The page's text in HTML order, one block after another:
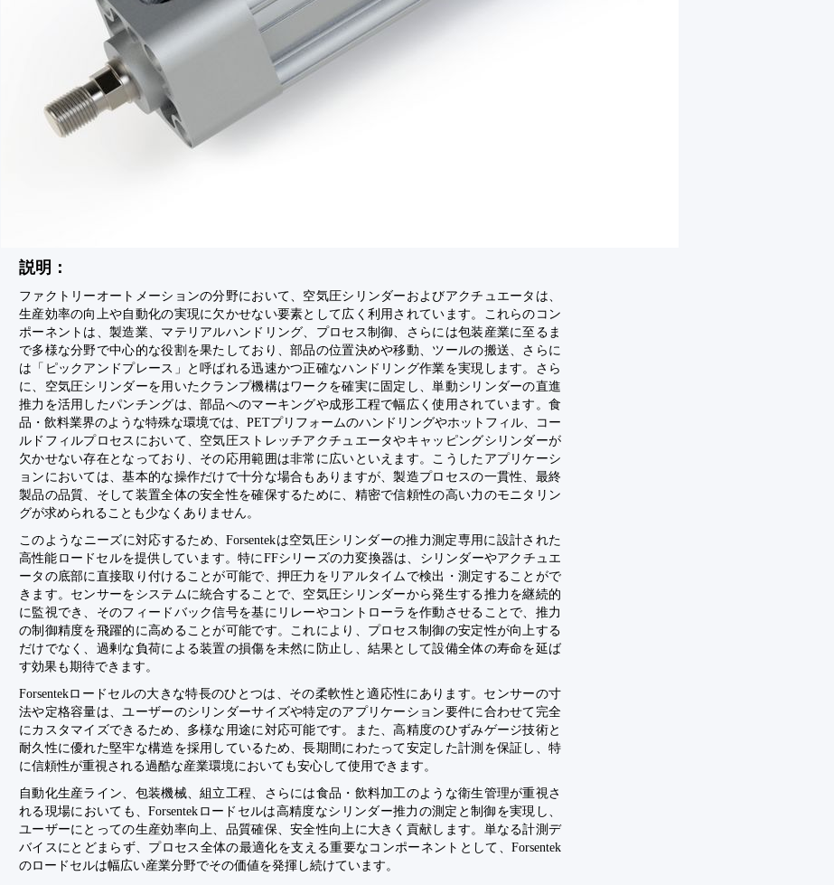
説明：
ファクトリーオートメーションの分野において、空気圧シリンダーおよびアクチュエータは、
生産効率の向上や自動化の実現に欠かせない要素として広く利用されています。これらのコン
ポーネントは、製造業、マテリアルハンドリング、プロセス制御、さらには包装産業に至るま
で多様な分野で中心的な役割を果たしており、部品の位置決めや移動、ツールの搬送、さらに
は「ピックアンドプレース」と呼ばれる迅速かつ正確なハンドリング作業を実現します。さら
に、空気圧シリンダーを用いたクランプ機構はワークを確実に固定し、単動シリンダーの直進
推力を活用したパンチングは、部品へのマーキングや成形工程で幅広く使用されています。食
品・飲料業界のような特殊な環境では、PETプリフォームのハンドリングやホットフィル、コー
ルドフィルプロセスにおいて、空気圧ストレッチアクチュエータやキャッピングシリンダーが
欠かせない存在となっており、その応用範囲は非常に広いといえます。こうしたアプリケーシ
ョンにおいては、基本的な操作だけで十分な場合もありますが、製造プロセスの一貫性、最終
製品の品質、そして装置全体の安全性を確保するために、精密で信頼性の高い力のモニタリン
グが求められることも少なくありません。
このようなニーズに対応するため、Forsentekは空気圧シリンダーの推力測定専用に設計された
高性能ロードセルを提供しています。特にFFシリーズの力変換器は、シリンダーやアクチュエ
ータの底部に直接取り付けることが可能で、押圧力をリアルタイムで検出・測定することがで
きます。センサーをシステムに統合することで、空気圧シリンダーから発生する推力を継続的
に監視でき、そのフィードバック信号を基にリレーやコントローラを作動させることで、推力
の制御精度を飛躍的に高めることが可能です。これにより、プロセス制御の安定性が向上する
だけでなく、過剰な負荷による装置の損傷を未然に防止し、結果として設備全体の寿命を延ば
す効果も期待できます。
Forsentekロードセルの大きな特長のひとつは、その柔軟性と適応性にあります。センサーの寸
法や定格容量は、ユーザーのシリンダーサイズや特定のアプリケーション要件に合わせて完全
にカスタマイズできるため、多様な用途に対応可能です。また、高精度のひずみゲージ技術と
耐久性に優れた堅牢な構造を採用しているため、長期間にわたって安定した計測を保証し、特
に信頼性が重視される過酷な産業環境においても安心して使用できます。
自動化生産ライン、包装機械、組立工程、さらには食品・飲料加工のような衛生管理が重視さ
れる現場においても、Forsentekロードセルは高精度なシリンダー推力の測定と制御を実現し、
ユーザーにとっての生産効率向上、品質確保、安全性向上に大きく貢献します。単なる計測デ
バイスにとどまらず、プロセス全体の最適化を支える重要なコンポーネントとして、Forsentek
のロードセルは幅広い産業分野でその価値を発揮し続けています。